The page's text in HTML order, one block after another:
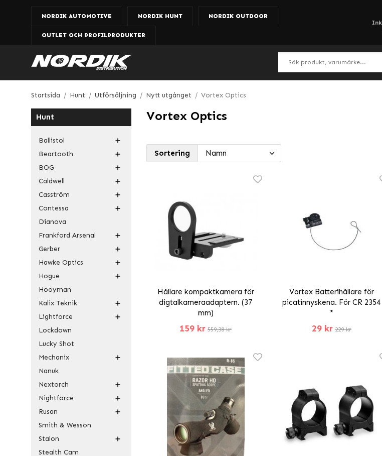
NORDIK AUTOMOTIVE NORDIK HUNT NORDIK OUTDOOR
OUTLET OCH PROFILPRODUKTER
Startsida / Hunt / Utförsäljning / Nytt utgånget / Vortex Optics
Hunt
Ballistol
Beartooth
BOG
Caldwell
Casström
Contessa
Dianova
Frankford Arsenal
Gerber
Hawke Optics
Hogue
Hooyman
Kalix Teknik
Lightforce
Lockdown
Lucky Shot
Mechanix
Nanuk
Nextorch
Nightforce
Rusan
Smith & Wesson
Stalon
Stealth Cam
Vortex Optics
Sortering
Hållare kompaktkamera för
digtalkameraadaptern. (37
mm)
159 kr 559,38 kr
Vortex Batterihållare för
picatinnyskena. För CR 2354
*
29 kr 229 kr